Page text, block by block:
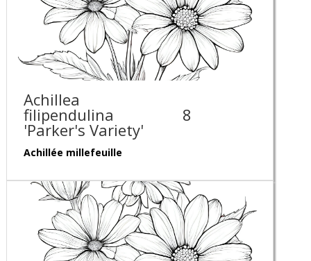
Achillea
filipendulina
'Parker's Variety'
8
Achillée millefeuille